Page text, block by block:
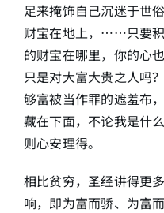
足来掩饰自己沉迷于世
财宝在地上，……只要
的财宝在哪里，你的心
只是对大富大贵之人吗
够富被当作罪的遮羞布
藏在下面，不论我是什
则心安理得。
相比贫穷，圣经讲得更
响，即为富而骄、为富